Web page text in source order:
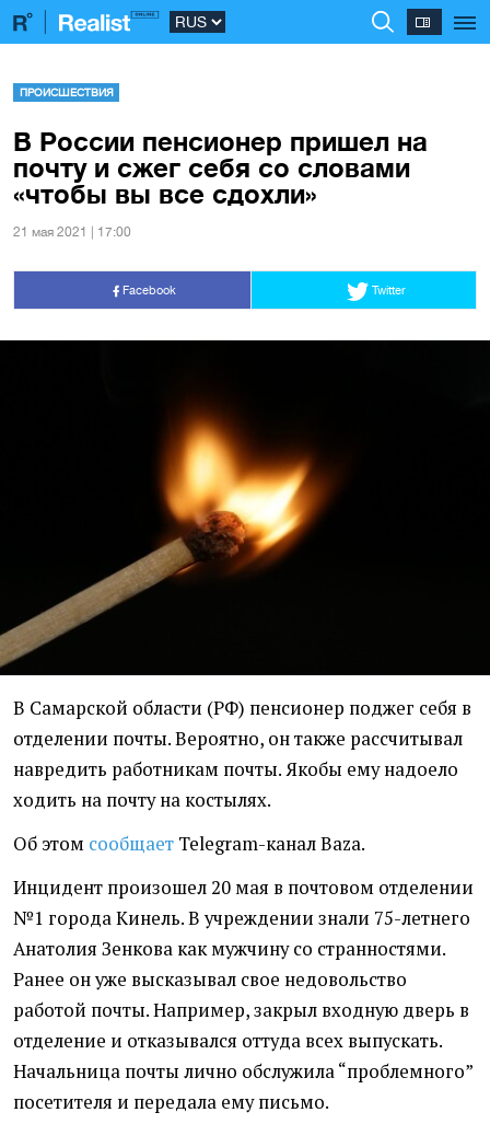
ПРОИСШЕСТВИЯ
В России пенсионер пришел на
почту и сжег себя со словами
«чтобы вы все сдохли»
21 мая 2021 | 17:00
Facebook Twitter
В Самарской области (РФ) пенсионер поджег себя в
отделении почты. Вероятно, он также рассчитывал
навредить работникам почты. Якобы ему надоело
ходить на почту на костылях.
Об этом сообщает Telegram-канал Baza.
Инцидент произошел 20 мая в почтовом отделении
№1 города Кинель. В учреждении знали 75-летнего
Анатолия Зенкова как мужчину со странностями.
Ранее он уже высказывал свое недовольство
работой почты. Например, закрыл входную дверь в
отделение и отказывался оттуда всех выпускать.
Начальница почты лично обслужила “проблемного”
посетителя и передала ему письмо.